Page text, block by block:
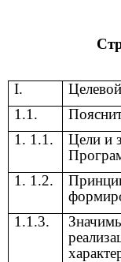
I.
1.1.
1. 1.1.
Цели и
1. 1.2.
1.1.3.